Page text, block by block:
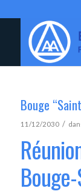
Bouge
11/12/2030 /